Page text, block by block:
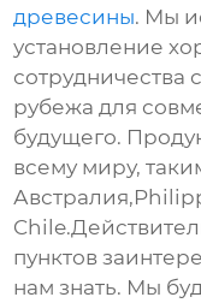
древесины. Мы
установление
сотрудничества
рубежа для
будущего.
всему миру,
пунктов
нам знать. Мы